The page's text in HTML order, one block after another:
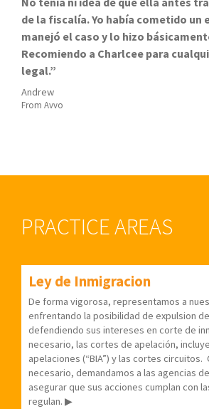
de la fiscalía. Yo había cometido un
manejó el caso y lo hizo
Recomiendo a Charlcee para
legal.
Andrew
From Avvo
PRACTICE AREAS
Ley de Inmigracion
De forma vigorosa, representamos a
enfrentando la posibilidad de expulsion de
defendiendo sus intereses en corte de
necesario, las cortes de apelación,
apelaciones (“BIA”) y las cortes circuitos.
necesario, demandamos a las agencias
asegurar que sus acciones cumplan con
regulan. ▶